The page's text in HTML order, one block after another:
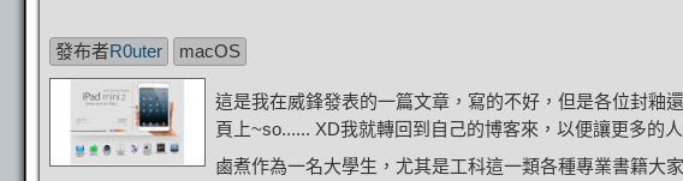
發布者R0uter macOS
這是我在威鋒發表的一篇文章，寫的不好，但是各位封釉
頁上~so...... XD我就轉回到自己的博客來，以便讓更多的
鹵煮作為一名大學生，尤其是工科這一類各種專業書籍